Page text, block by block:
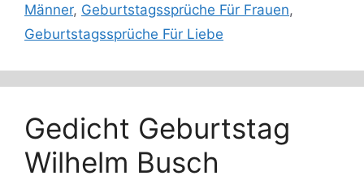
Männer, Geburtstagssprüche Für Frauen,
Geburtstagssprüche Für Liebe
Gedicht Geburtstag
Wilhelm Busch